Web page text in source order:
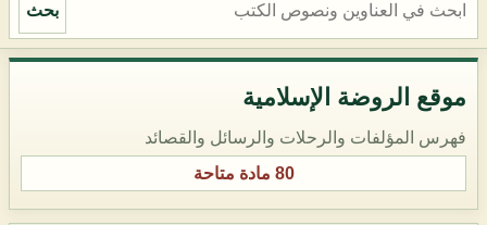
بحث
موقع الروضة الإسلامية
فهرس المؤلفات والرحلات والرسائل والقصائد
80 مادة متاحة